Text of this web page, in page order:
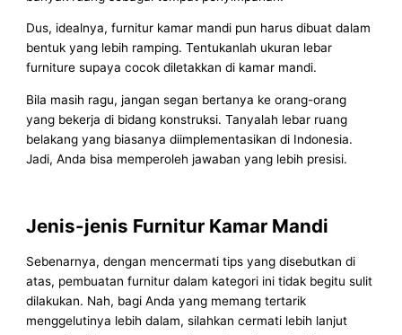
Dus, idealnya, furnitur kamar mandi pun harus dibuat dalam
bentuk yang lebih ramping. Tentukanlah ukuran lebar
furniture supaya cocok diletakkan di kamar mandi.
Bila masih ragu, jangan segan bertanya ke orang-orang
yang bekerja di bidang konstruksi. Tanyalah lebar ruang
belakang yang biasanya diimplementasikan di Indonesia.
Jadi, Anda bisa memperoleh jawaban yang lebih presisi.
Jenis-jenis Furnitur Kamar Mandi
Sebenarnya, dengan mencermati tips yang disebutkan di
atas, pembuatan furnitur dalam kategori ini tidak begitu sulit
dilakukan. Nah, bagi Anda yang memang tertarik
menggelutinya lebih dalam, silahkan cermati lebih lanjut